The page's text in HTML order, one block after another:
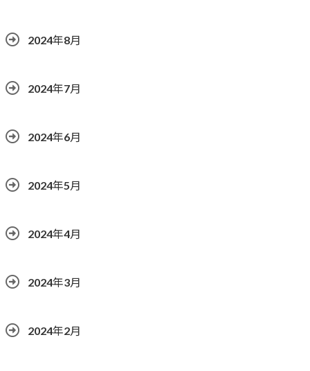
2024年8月
2024年7月
2024年6月
2024年5月
2024年4月
2024年3月
2024年2月